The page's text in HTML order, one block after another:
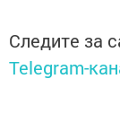
Следите за
Telegram-